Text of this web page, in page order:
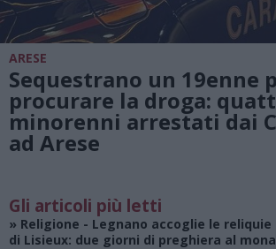
ARESE
Sequestrano un 19enne
procurare la droga:
minorenni arrestati dai
ad Arese
Gli articoli più letti
» Religione - Legnano accoglie le reliquie
di Lisieux: due giorni di preghiera al